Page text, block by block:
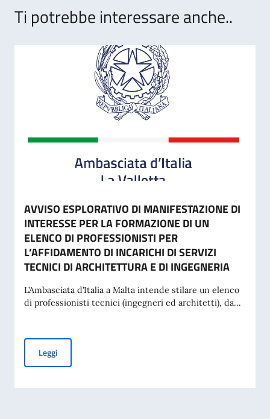
Ti potrebbe interessare anche..
AVVISO ESPLORATIVO DI MANIFESTAZIONE DI
INTERESSE PER LA FORMAZIONE DI UN
ELENCO DI PROFESSIONISTI PER
L’AFFIDAMENTO DI INCARICHI DI SERVIZI
TECNICI DI ARCHITETTURA E DI INGEGNERIA
L’Ambasciata d’Italia a Malta intende stilare un elenco
di professionisti tecnici (ingegneri ed architetti), da...
LeggiAVVISO ESPLORATIVO DI MANIFESTAZIONE DI